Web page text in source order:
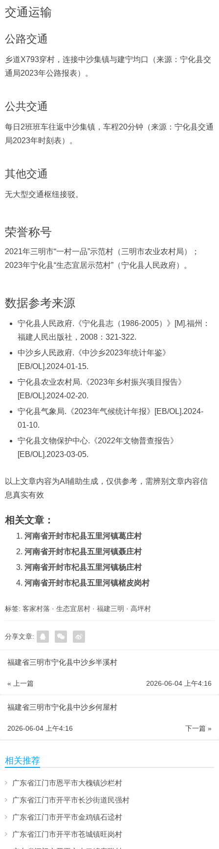
交通运输
公路交通
乡道X793穿村，连接中沙集镇与建宁均口（来源：宁化县交
通局2023年公路报表）。
公共交通
每日2班班车往返中沙集镇，车程20分钟（来源：宁化县交通
局2023年时刻表）。
其他交通
无大型交通枢纽接驳。
荣誉称号
2021年三明市“一村一品”示范村（三明市农业农村局）；
2023年宁化县“生态宜居示范村”（宁化县人民政府）。
数据参考来源
宁化县人民政府.《宁化县志（1986-2005）》[M].福州：
福建人民出版社，2008：321-322.
中沙乡人民政府.《中沙乡2023年统计年鉴》
[EB/OL].2024-01-15.
宁化县农业农村局.《2023年乡村振兴项目报告》
[EB/OL].2024-02-20.
宁化县气象局.《2023年气候统计年报》[EB/OL].2024-
01-10.
宁化县文物保护中心.《2022年文物普查报告》
[EB/OL].2023-03-05.
以上文章内容为AI辅助生成，仅供参考，需辨别文章内容信
息真实有效
相关文章：
河南省开封市杞县五里河镇葛庄村
河南省开封市杞县五里河镇聂庄村
河南省开封市杞县五里河镇杨庄村
河南省开封市杞县五里河镇楮皮岗村
标签: 客家村落 · 生态宜居村 · 福建三明 · 高坪村
分享文章:
福建省三明市宁化县中沙乡半溪村
« 上一篇 2026-06-04 上午4:16
福建省三明市宁化县中沙乡何屋村
下一篇 »
2026-06-04 上午4:16
相关推荐
广东省江门市恩平市大槐镇沙栏村
广东省江门市开平市长沙街道民强村
广东省江门市开平市金鸡镇石迳村
广东省江门市开平市苍城镇旺岗村